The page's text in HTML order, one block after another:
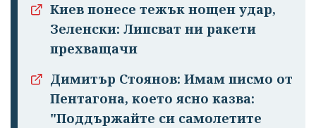
Киев понесе тежък нощен удар,
Зеленски: Липсват ни ракети
прехващачи
Димитър Стоянов: Имам писмо от
Пентагона, което ясно казва:
"Поддържайте си самолетите